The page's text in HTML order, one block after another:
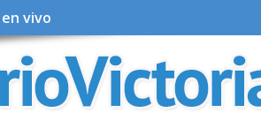
vivo